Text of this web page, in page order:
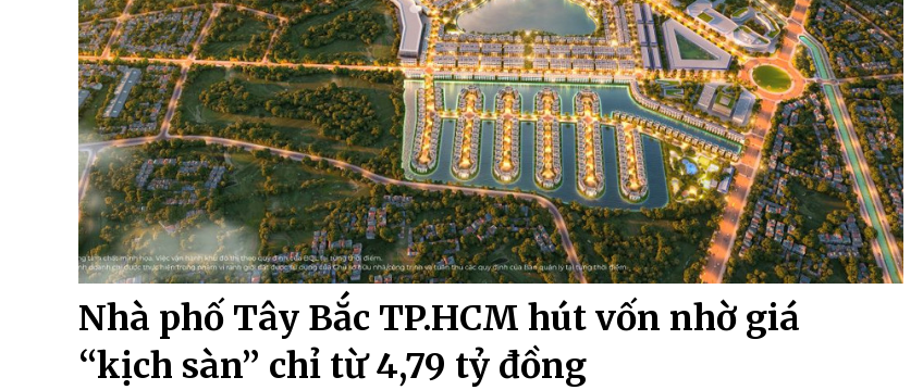
Nhà phố Tây Bắc TP.HCM hút vốn nhờ giá
“kịch sàn” chỉ từ 4,79 tỷ đồng